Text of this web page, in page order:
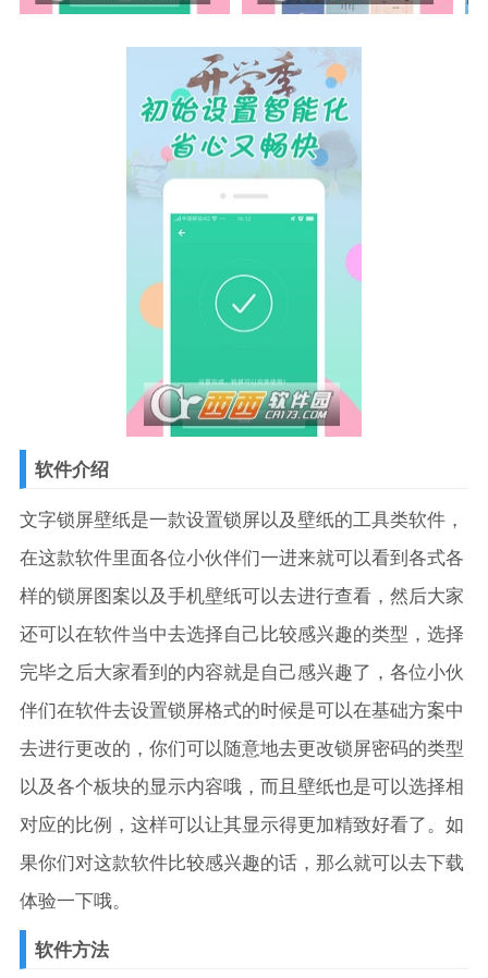
软件介绍
文字锁屏壁纸是一款设置锁屏以及壁纸的工具类软件，
在这款软件里面各位小伙伴们一进来就可以看到各式各
样的锁屏图案以及手机壁纸可以去进行查看，然后大家
还可以在软件当中去选择自己比较感兴趣的类型，选择
完毕之后大家看到的内容就是自己感兴趣了，各位小伙
伴们在软件去设置锁屏格式的时候是可以在基础方案中
去进行更改的，你们可以随意地去更改锁屏密码的类型
以及各个板块的显示内容哦，而且壁纸也是可以选择相
对应的比例，这样可以让其显示得更加精致好看了。如
果你们对这款软件比较感兴趣的话，那么就可以去下载
体验一下哦。
软件方法